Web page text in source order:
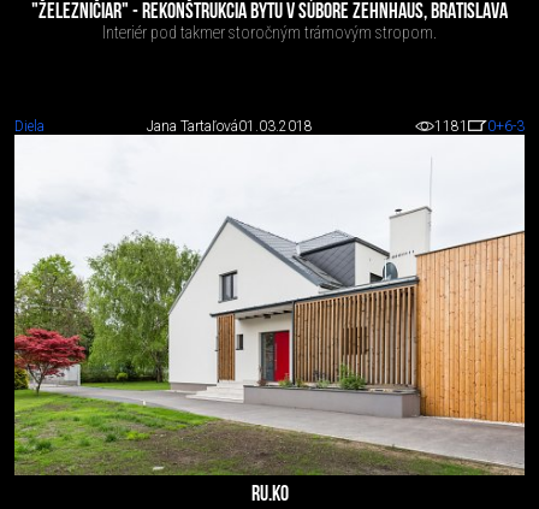
"ŽELEZNIČIAR" - REKONŠTRUKCIA BYTU V SÚBORE ZEHNHAUS, BRATISLAVA
Interiér pod takmer storočným trámovým stropom.
Diela Jana Tartaľová01.03.2018 1181 0+6-3
RU.KO